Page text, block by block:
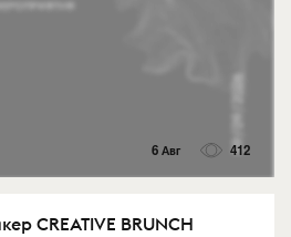
6 Авг 412
CREATIVE BRUNCH